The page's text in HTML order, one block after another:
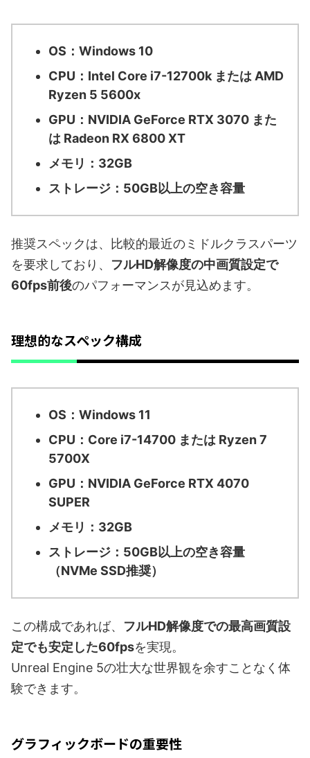
OS：Windows 10
CPU：Intel Core i7-12700k または AMD
Ryzen 5 5600x
GPU：NVIDIA GeForce RTX 3070 また
は Radeon RX 6800 XT
メモリ：32GB
ストレージ：50GB以上の空き容量
推奨スペックは、比較的最近のミドルクラスパーツ
を要求しており、 フルHD解像度の中画質設定で
60fps前後のパフォーマンスが見込めます。
理想的なスペック構成
OS：Windows 11
CPU：Core i7-14700 または Ryzen 7
5700X
GPU：NVIDIA GeForce RTX 4070
SUPER
メモリ：32GB
ストレージ：50GB以上の空き容量
（NVMe SSD推奨）
この構成であれば、 フルHD解像度での最高画質設
定でも安定した60fpsを実現。
Unreal Engine 5の壮大な世界観を余すことなく体
験できます。
グラフィックボードの重要性